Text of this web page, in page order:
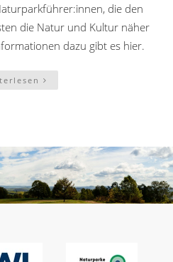
die den
die Natur und Kultur näher
dazu gibt es hier.